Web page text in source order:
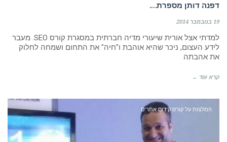
דפנה דותן מספרת….
19 בנובמבר 2014
למדתי אצל אורית שיעורי מדיה חברתית במסגרת קורס SEO. מעבר
לידע העצום, ניכר שהיא אוהבת ו"חיה" את התחום ושמחה לחלוק
את אהבתה
קרא עוד ←
המלצות על קורס קידום אתרים